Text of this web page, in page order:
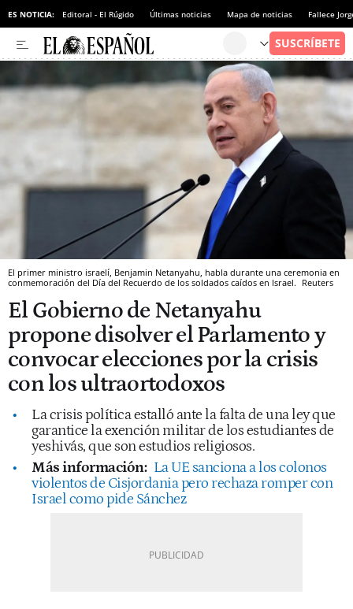
ES NOTICIA: Editoral - El Rúgido Últimas noticias Mapa de noticias Fallece
El primer ministro israelí, Benjamin Netanyahu, habla durante una ceremonia en
conmemoración del Día del Recuerdo de los soldados caídos en Israel. Reuters
El Gobierno de Netanyahu
propone disolver el Parlamento y
convocar elecciones por la crisis
con los ultraortodoxos
La crisis política estalló ante la falta de una ley que
garantice la exención militar de los estudiantes de
yeshivás, que son estudios religiosos.
Más información: La UE sanciona a los colonos
violentos de Cisjordania pero rechaza romper con
Israel como pide Sánchez